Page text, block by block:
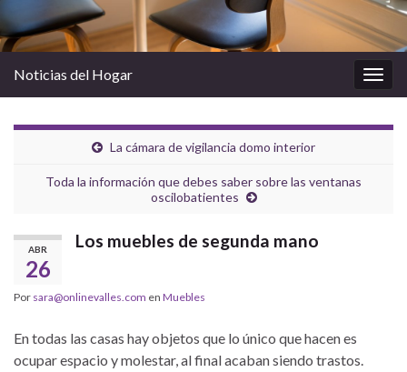
la
Noticias del Hogar
La cámara de vigilancia domo interior
Toda la información que debes saber sobre las ventanas
oscilobatientes
ABR
26
Los muebles de segunda mano
Por sara@onlinevalles.com en Muebles
En todas las casas hay objetos que lo único que hacen es
ocupar espacio y molestar, al final acaban siendo trastos.